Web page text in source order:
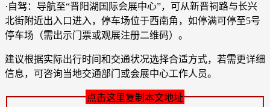
·自驾：导航至“晋阳湖国际会展中心”，可从新晋祠路与长兴
北街附近出入口进入，停车场位于西南角，如停满可停至5号
停车场（需出示门票或观展注册二维码）。
建议根据实际出行时间和交通状况选择合适方式，若需更详细
信息，可咨询当地交通部门或会展中心工作人员。
点击这里复制本文地址